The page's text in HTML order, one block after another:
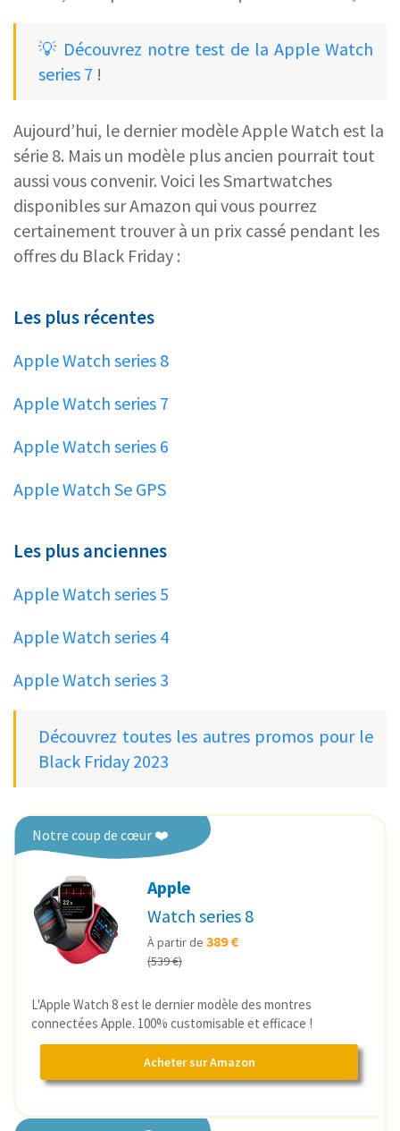
💡 Découvrez notre test de la Apple Watch
series 7 !
Aujourd’hui, le dernier modèle Apple Watch est la
série 8. Mais un modèle plus ancien pourrait tout
aussi vous convenir. Voici les Smartwatches
disponibles sur Amazon qui vous pourrez
certainement trouver à un prix cassé pendant les
offres du Black Friday :
Les plus récentes
Apple Watch series 8
Apple Watch series 7
Apple Watch series 6
Apple Watch Se GPS
Les plus anciennes
Apple Watch series 5
Apple Watch series 4
Apple Watch series 3
Découvrez toutes les autres promos pour le
Black Friday 2023
Notre coup de cœur ❤️
Apple
Watch series 8
À partir de 389 €
(539 €)
L'Apple Watch 8 est le dernier modèle des montres
connectées Apple. 100% customisable et efficace !
Acheter sur Amazon